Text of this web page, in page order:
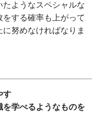
ようなスペシャルな
する確率も上がって
努めなければなりま
す
を学べるようなものを